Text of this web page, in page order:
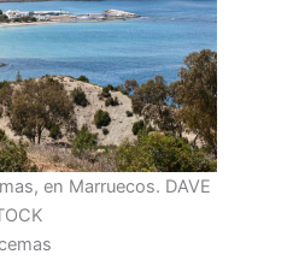
en Marruecos. DAVE